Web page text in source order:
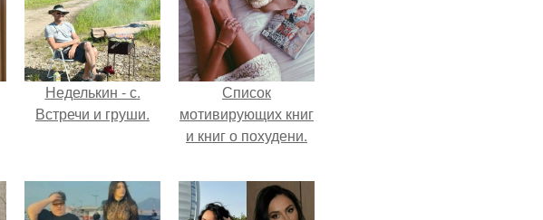
Неделькин - с.
Встречи и груши.
Список
мотивирующих книг
и книг о похудени.